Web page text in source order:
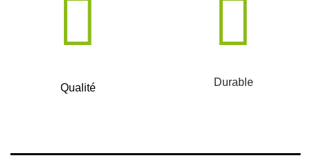
Qualité Durable